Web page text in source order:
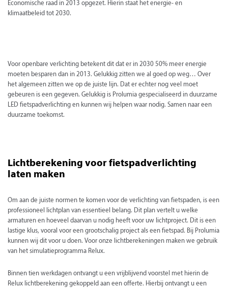
Economische raad in 2013 opgezet. Hierin staat het energie- en
klimaatbeleid tot 2030.
Voor openbare verlichting betekent dit dat er in 2030 50% meer energie
moeten besparen dan in 2013. Gelukkig zitten we al goed op weg… Over
het algemeen zitten we op de juiste lijn. Dat er echter nog veel moet
gebeuren is een gegeven. Gelukkig is Prolumia gespecialiseerd in duurzame
LED fietspadverlichting en kunnen wij helpen waar nodig. Samen naar een
duurzame toekomst.
Lichtberekening voor fietspadverlichting
laten maken
Om aan de juiste normen te komen voor de verlichting van fietspaden, is een
professioneel lichtplan van essentieel belang. Dit plan vertelt u welke
armaturen en hoeveel daarvan u nodig heeft voor uw lichtproject. Dit is een
lastige klus, vooral voor een grootschalig project als een fietspad. Bij Prolumia
kunnen wij dit voor u doen. Voor onze lichtberekeningen maken we gebruik
van het simulatieprogramma Relux.
Binnen tien werkdagen ontvangt u een vrijblijvend voorstel met hierin de
Relux lichtberekening gekoppeld aan een offerte. Hierbij ontvangt u een